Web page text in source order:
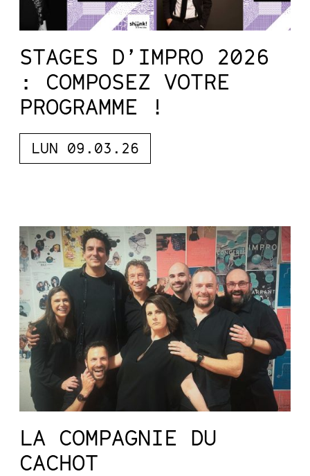
STAGES D’IMPRO 2026
: COMPOSEZ VOTRE
PROGRAMME !
LUN 09.03.26
LA COMPAGNIE DU
CACHOT